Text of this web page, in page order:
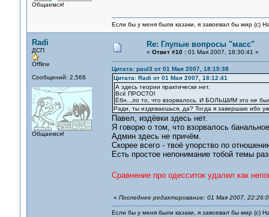
Общаемся!
Если бы у меня были казаки, я завоевал бы мир (с)
Radi
ДСП
Offline
Сообщений: 2,568
Общаемся!
Re: Глупые вопросы "масс"
« Ответ #10 :01 Мая 2007, 18:30:41 »
Цитата: paul3 от 01 Мая 2007, 18:15:38
Цитата: Radi от 01 Мая 2007, 18:12:41
А здесь теории практически нет.
Всё ПРОСТО!
Ёбн...ло то, что взорвалось. И БОЛЬШИМ это не
Ради, ты издеваешься, да? Тогда я завершаю ибо
Павел, издёвки здесь нет.
Я говорю о том, что взорвалось
Админ здесь не причём.
Скорее всего - твоё упорство по
Есть простое непонимание тобой темы
Сравнение про одесситок удалил как
« Последнее редактирование: 01 Мая 2007,
Если бы у меня были казаки, я завоевал бы мир (с)